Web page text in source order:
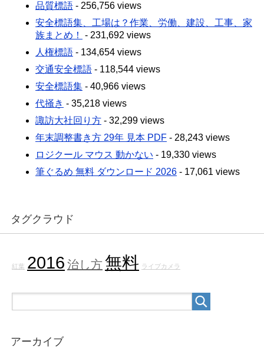
品質標語 - 256,756 views
安全標語集、工場は？作業、労働、建設、工事、家
族まとめ！
- 231,692 views
人権標語 - 134,654 views
交通安全標語 - 118,544 views
安全標語集 - 40,966 views
代掻き - 35,218 views
諏訪大社回り方 - 32,299 views
年末調整書き方 29年 見本 PDF - 28,243 views
ロジクール マウス 動かない - 19,330 views
筆ぐるめ 無料 ダウンロード 2026 - 17,061 views
タグクラウド
紅葉 2016 治し方無料 ライブカメラ
アーカイブ